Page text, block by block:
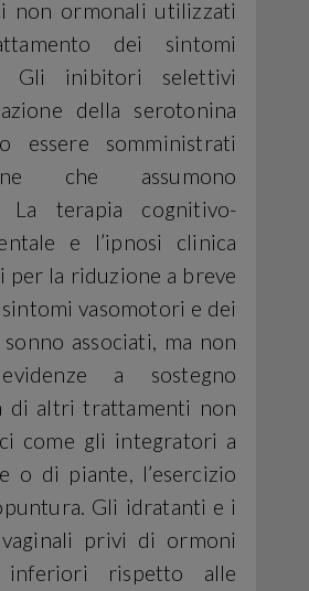
non ormonali utilizzati
dei sintomi
Gli inibitori selettivi
della serotonina
essere somministrati
che assumono
La terapia cognitivo-
e l’ipnosi clinica
per la riduzione a breve
vasomotori e dei
associati, ma non
a sostegno
di altri trattamenti non
come gli integratori a
o di piante, l’esercizio
Gli idratanti e i
privi di ormoni
rispetto alle